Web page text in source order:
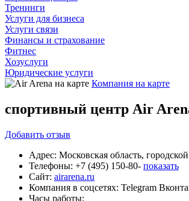
Тренинги
Услуги для бизнеса
Услуги связи
Финансы и страхование
Фитнес
Хозуслуги
Юридические услуги
Компания на карте
спортивный центр Air
Добавить отзыв
Адрес: Московская область,
Телефоны: +7 (495) 150-80- показать
Сайт: airarena.ru
Компания в соцсетях: Telegram
Часы работы: